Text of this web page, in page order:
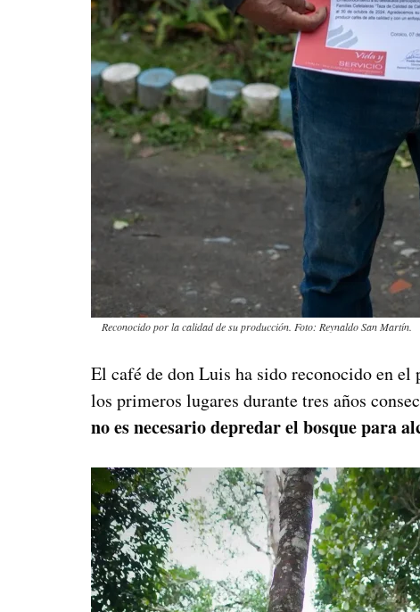
Reconocido por la calidad de su producción. Foto: Reynaldo San Martín.
El café de don Luis ha sido reconocido en el
los primeros lugares durante tres años
no es necesario depredar el bosque para